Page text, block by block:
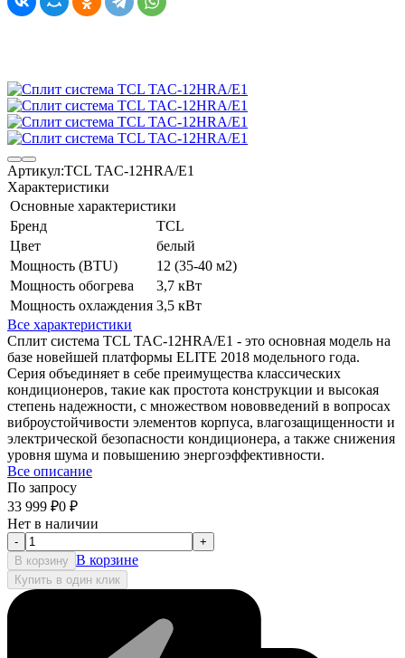
Артикул:TCL TAC-12HRA/E1
Характеристики
Основные характеристики
Бренд
TCL
Цвет
белый
Мощность (BTU)
12 (35-40 м2)
Мощность обогрева
3,7 кВт
Мощность охлаждения 3,5 кВт
Все характеристики
Сплит система TCL TAC-12HRA/E1 - это основная модель на
базе новейшей платформы ELITE 2018 модельного года.
Серия объединяет в себе преимущества классических
кондиционеров, такие как простота конструкции и высокая
степень надежности, с множеством нововведений в вопросах
виброустойчивости элементов корпуса, влагозащищенности и
электрической безопасности кондиционера, а также снижения
уровня шума и повышению энергоэффективности.
Все описание
По запросу
33 999 ₽0 ₽
Нет в наличии
-
+
В корзину В корзине
Купить в один клик